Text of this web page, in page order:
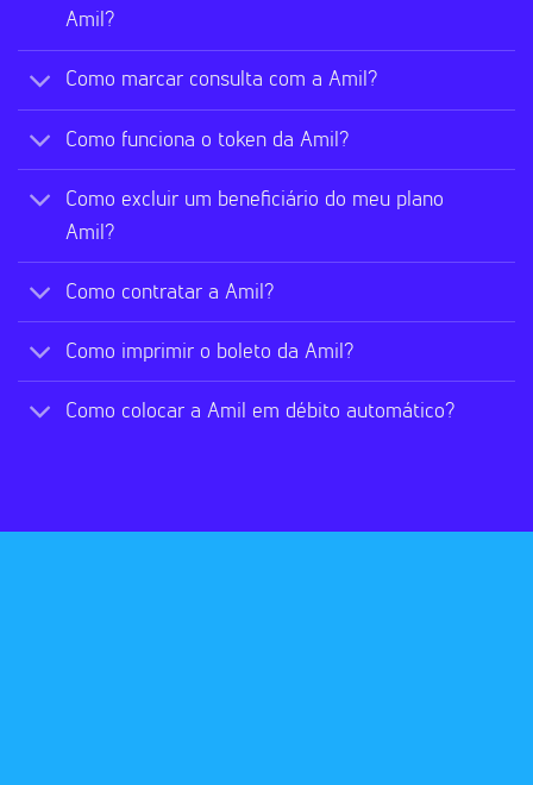
Amil?
Como marcar consulta com a Amil?
Como funciona o token da Amil?
Como excluir um beneficiário do meu plano
Amil?
Como contratar a Amil?
Como imprimir o boleto da Amil?
Como colocar a Amil em débito automático?